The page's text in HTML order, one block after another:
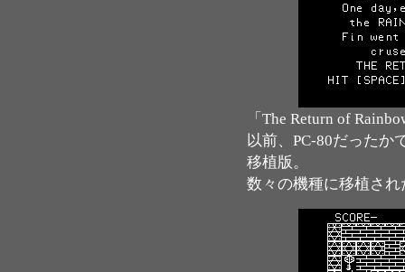
「The Return of
以前、PC-80だったか
移植版。
数々の機種に移植され